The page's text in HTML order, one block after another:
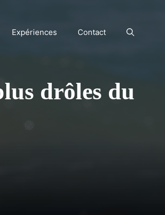
Expériences Contact
drôles du